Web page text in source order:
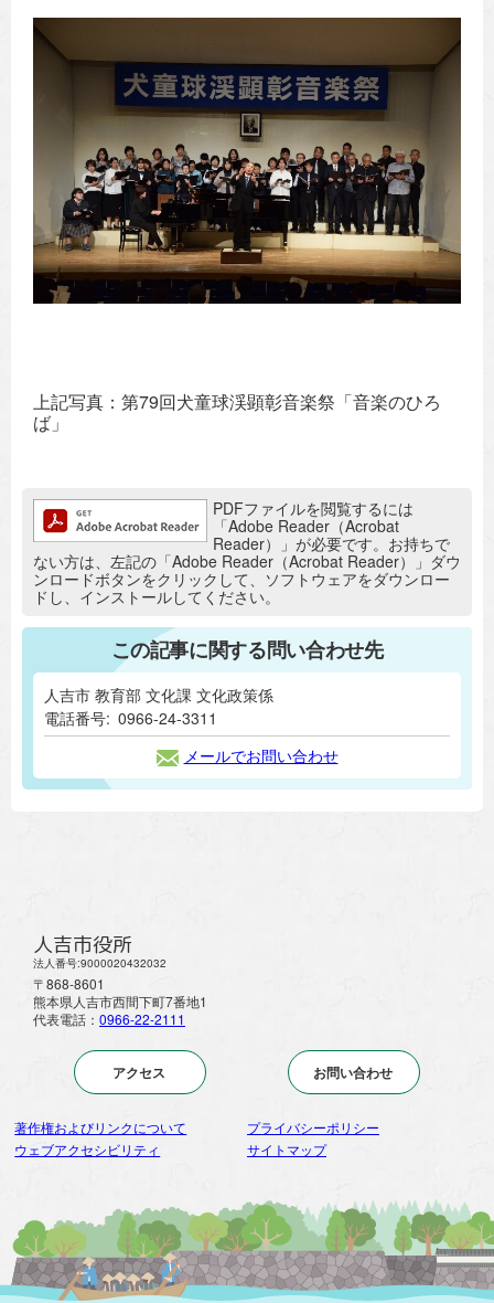
上記写真：第79回犬童球渓顕彰音楽祭「音楽のひろ
ば」
追加情報：PDFファイルPDFファイルを閲覧するには
「Adobe Reader（Acrobat
Reader）」が必要です。お持ちで
ない方は、左記の「Adobe Reader（Acrobat Reader）」ダウ
ンロードボタンをクリックして、ソフトウェアをダウンロー
ドし、インストールしてください。
この記事に関する問い合わせ先
人吉市 教育部 文化課 文化政策係
電話番号: 0966-24-3311
メールでお問い合わせ
人吉市役所
法人番号:9000020432032
〒868-8601
熊本県人吉市西間下町7番地1
代表電話： 0966-22-2111
アクセス お問い合わせ
著作権およびリンクについて
プライバシーポリシー
ウェブアクセシビリティ
サイトマップ